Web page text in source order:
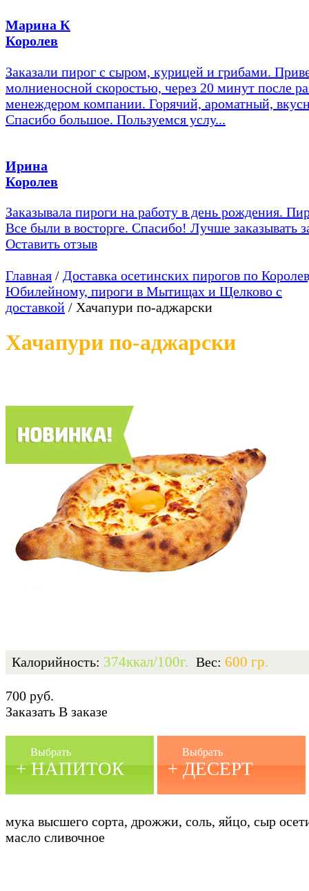
Марина К
Королев
Заказали пирог с сыром, курицей и грибами.
молниеносной скоростью, через 20 минут после
менеждером компании. Горячий, ароматный,
Спасибо большое. Пользуемся услу...
Ирина
Королев
Заказывала пироги на работу в день рождения.
Все были в восторге. Спасибо! Лучше заказывать
Оставить отзыв
Главная / Доставка осетинских пирогов по
Юбилейному, пироги в Мытищах и Щелково с
доставкой / Хачапури по-аджарски
Хачапури по-аджарски
Калорийность: 374ккал/100г. Вес: 600 гр.
700 руб.
Заказать В заказе
Выбрать
+ НАПИТОК
Выбрать
+ ДЕСЕРТ
мука высшего сорта, дрожжи, соль, яйцо, сыр
масло сливочное